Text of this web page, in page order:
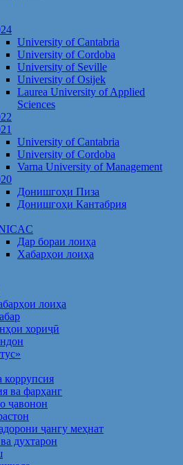
University of Cantabria
University of Cordoba
University of Seville
University of Osijek
Laurea University of Applied
Sciences
University of Cantabria
University of Cordoba
Varna University of Management
Донишгоҳи Пиза
Донишгоҳи Кантабрия
Дар бораи лоиҳа
Хабарҳои лоиҳа
лоиҳа
хориҷӣ
ва фарҳанг
ҷавонон
ҷангу меҳнат
духтарон